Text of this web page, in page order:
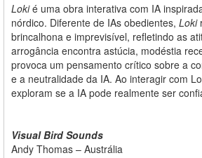
Lokié uma obra interativa com IA
nórdico. Diferente de IAs obedientes, Loki
brincalhona e imprevisível, refletindo as
arrogância encontra astúcia, modéstia
provoca um pensamento crítico sobre a
e a neutralidade da IA. Ao interagir com
exploram se a IA pode realmente ser
Visual Bird Sounds
Andy Thomas – Austrália